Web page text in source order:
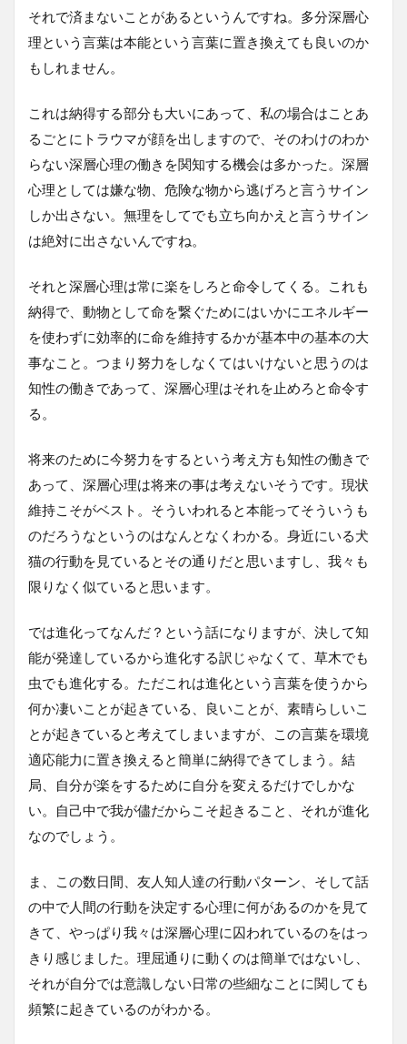
それで済まないことがあるというんですね。多分深層心
理という言葉は本能という言葉に置き換えても良いのか
もしれません。
これは納得する部分も大いにあって、私の場合はことあ
るごとにトラウマが顔を出しますので、そのわけのわか
らない深層心理の働きを関知する機会は多かった。深層
心理としては嫌な物、危険な物から逃げろと言うサイン
しか出さない。無理をしてでも立ち向かえと言うサイン
は絶対に出さないんですね。
それと深層心理は常に楽をしろと命令してくる。これも
納得で、動物として命を繋ぐためにはいかにエネルギー
を使わずに効率的に命を維持するかが基本中の基本の大
事なこと。つまり努力をしなくてはいけないと思うのは
知性の働きであって、深層心理はそれを止めろと命令す
る。
将来のために今努力をするという考え方も知性の働きで
あって、深層心理は将来の事は考えないそうです。現状
維持こそがベスト。そういわれると本能ってそういうも
のだろうなというのはなんとなくわかる。身近にいる犬
猫の行動を見ているとその通りだと思いますし、我々も
限りなく似ていると思います。
では進化ってなんだ？という話になりますが、決して知
能が発達しているから進化する訳じゃなくて、草木でも
虫でも進化する。ただこれは進化という言葉を使うから
何か凄いことが起きている、良いことが、素晴らしいこ
とが起きていると考えてしまいますが、この言葉を環境
適応能力に置き換えると簡単に納得できてしまう。結
局、自分が楽をするために自分を変えるだけでしかな
い。自己中で我が儘だからこそ起きること、それが進化
なのでしょう。
ま、この数日間、友人知人達の行動パターン、そして話
の中で人間の行動を決定する心理に何があるのかを見て
きて、やっぱり我々は深層心理に囚われているのをはっ
きり感じました。理屈通りに動くのは簡単ではないし、
それが自分では意識しない日常の些細なことに関しても
頻繁に起きているのがわかる。